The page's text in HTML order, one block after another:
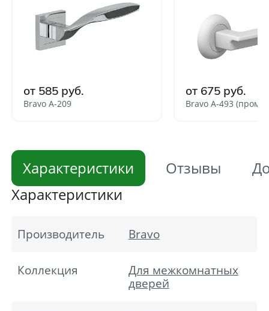
от 585 руб.
Bravo A-209
от 675 руб.
Bravo A-493 (пром.)
Характеристики Отзывы
Характеристики
Производитель Bravo
Коллекция
Для межкомнатных
дверей